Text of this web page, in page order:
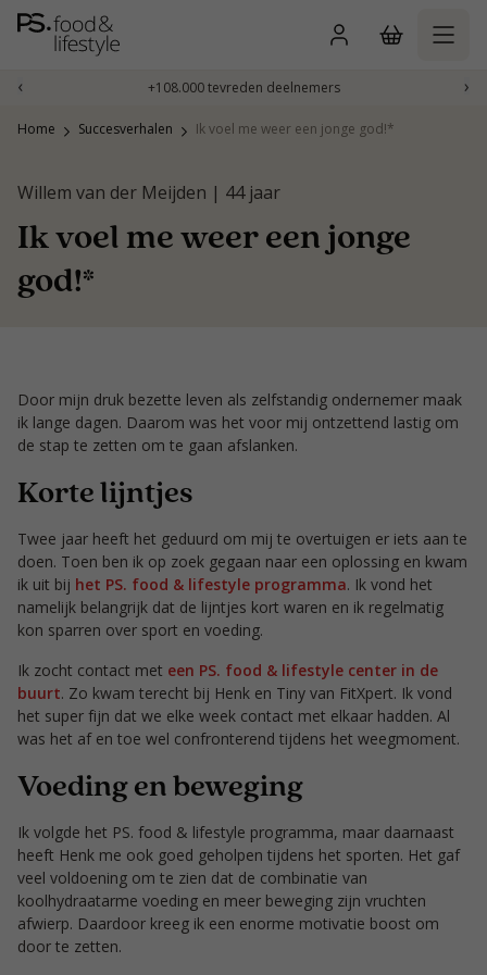
Naar
inhoud
‹ +108.000 tevreden deelnemers ›
Home Succesverhalen Ik voel me weer een jonge god!*
Willem van der Meijden | 44 jaar
Ik voel me weer een jonge
god!*
Door mijn druk bezette leven als zelfstandig ondernemer maak
ik lange dagen. Daarom was het voor mij ontzettend lastig om
de stap te zetten om te gaan afslanken.
Korte lijntjes
Twee jaar heeft het geduurd om mij te overtuigen er iets aan te
doen. Toen ben ik op zoek gegaan naar een oplossing en kwam
ik uit bij het PS. food & lifestyle programma. Ik vond het
namelijk belangrijk dat de lijntjes kort waren en ik regelmatig
kon sparren over sport en voeding.
Ik zocht contact met een PS. food & lifestyle center in de
buurt. Zo kwam terecht bij Henk en Tiny van FitXpert. Ik vond
het super fijn dat we elke week contact met elkaar hadden. Al
was het af en toe wel confronterend tijdens het weegmoment.
Voeding en beweging
Ik volgde het PS. food & lifestyle programma, maar daarnaast
heeft Henk me ook goed geholpen tijdens het sporten. Het gaf
veel voldoening om te zien dat de combinatie van
koolhydraatarme voeding en meer beweging zijn vruchten
afwierp. Daardoor kreeg ik een enorme motivatie boost om
door te zetten.